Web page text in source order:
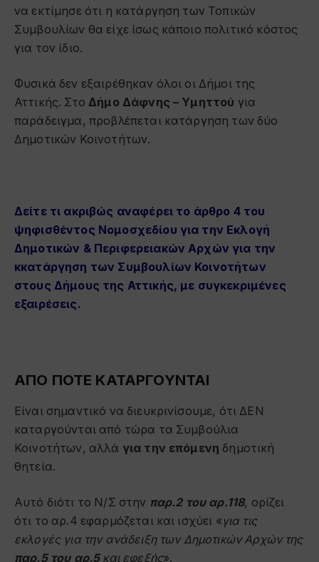
να εκτίμησε ότι η κατάργηση των Τοπικών
Συμβουλίων θα είχε ίσως κάποιο πολιτικό κόστος
για τον ίδιο.
Φυσικά δεν εξαιρέθηκαν όλοι οι Δήμοι της
Αττικής. ΣτοΔήμο Δάφνης – Υμηττού για
παράδειγμα, προβλέπεται κατάργηση των δύο
Δημοτικών Κοινοτήτων.
Δείτε τι ακριβώς αναφέρει το άρθρο 4 του
ψηφισθέντος Νομοσχεδίου για την Εκλογή
Δημοτικών & Περιφερειακών Αρχών για την
κκατάργηση των Συμβουλίων Κοινοτήτων
στους Δήμους της Αττικής, με συγκεκριμένες
εξαιρέσεις.
ΑΠΟ ΠΟΤΕ ΚΑΤΑΡΓΟΥΝΤΑΙ
Είναι σημαντικό να διευκρινίσουμε, ότι ΔΕΝ
καταργούνται από τώρα τα Συμβούλια
Κοινοτήτων, αλλά για την επόμενη δημοτική
θητεία.
Αυτό διότι το Ν/Σ στην παρ.2 του αρ.118, ορίζει
ότι το αρ.4 εφαρμόζεται και ισχύει « για τις
εκλογές για την ανάδειξη των Δημοτικών Αρχών της
παρ.5 του αρ.5 και εφεξής».